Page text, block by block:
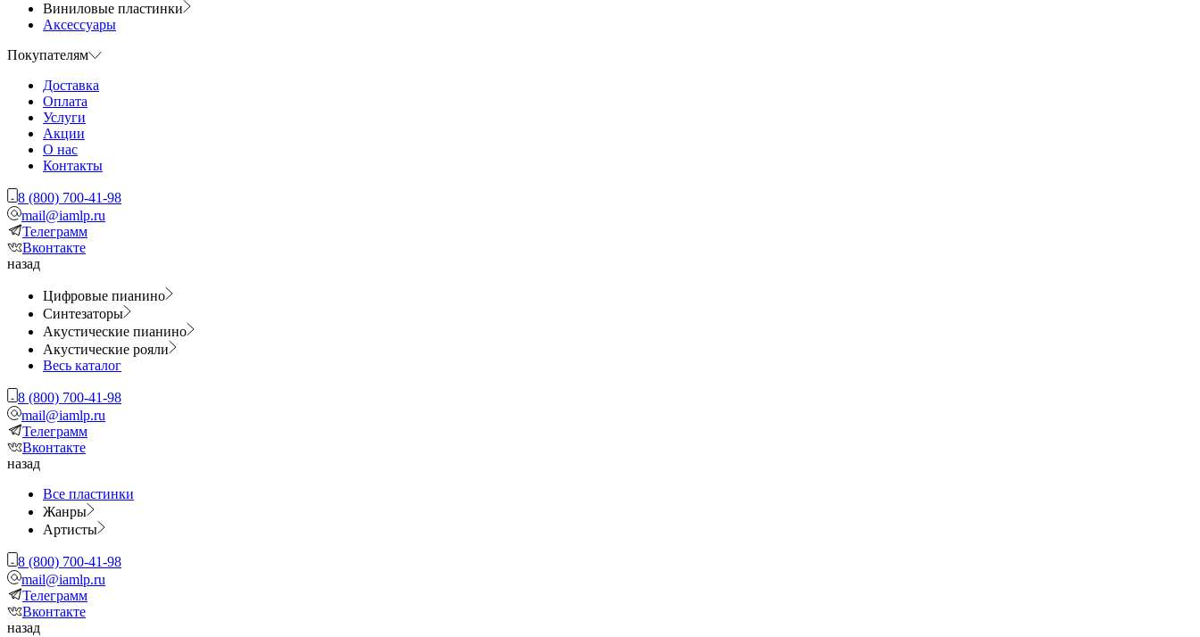
Виниловые пластинки
Аксессуары
Покупателям
Доставка
Оплата
Услуги
Акции
О нас
Контакты
8 (800) 700-41-98
mail@iamlp.ru
Телеграмм
Вконтакте
назад
Цифровые пианино
Синтезаторы
Акустические пианино
Акустические рояли
Весь каталог
8 (800) 700-41-98
mail@iamlp.ru
Телеграмм
Вконтакте
назад
Все пластинки
Жанры
Артисты
8 (800) 700-41-98
mail@iamlp.ru
Телеграмм
Вконтакте
назад